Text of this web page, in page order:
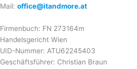
Mail: office@itandmore.at
Firmenbuch: FN 273164m
Handelsgericht Wien
UID-Nummer: ATU62245403
Geschäftsführer: Christian Braun